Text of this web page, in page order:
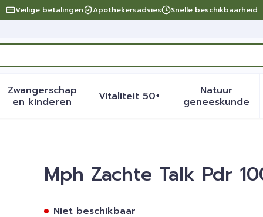
Veilige betalingen Apothekersadvies Snelle beschikbaarheid
verzorging en hygiëne categorie
voor Dieet, voeding en vitamines categorie
Zwangerschap
en kinderenToon submenu voor Zwangerschap en
Vitaliteit 50+Toon submenu voor
Natuur
geneeskunde
Toon
Mph Zachte Talk Pdr
Niet beschikbaar